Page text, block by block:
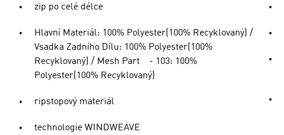
zip po celé délce
Hlavní Materiál: 100% Polyester(100% Recyklovaný) /
Vsadka Zadního Dílu: 100% Polyester(100%
Recyklovaný) / Mesh Part - 103: 100%
Polyester(100% Recyklovaný)
ripstopový materiál
technologie WINDWEAVE